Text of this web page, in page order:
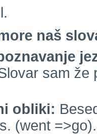
naš
sam
obliki:
(went =>go).